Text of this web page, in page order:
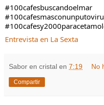
#100cafesbuscandoelmar
Entrevista en La Sexta
Sabor en cristal en 7:19 No
Compartir